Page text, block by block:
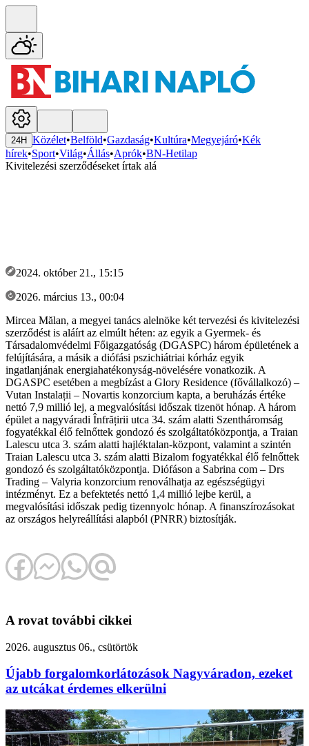
24H Közélet•Belföld•Gazdaság•Kultúra•Megyejáró•Kék
hírek•Sport•Világ•Állás•Aprók•BN-Hetilap
Kivitelezési szerződéseket írtak alá
2024. október 21., 15:15
2026. március 13., 00:04
Mircea Mălan, a megyei tanács alelnöke két tervezési és kivitelezési
szerződést is aláírt az elmúlt héten: az egyik a Gyermek- és
Társadalomvédelmi Főigazgatóság (DGASPC) három épületének a
felújítására, a másik a diófási pszichiátriai kórház egyik
ingatlanjának energiahatékonyság-növelésére vonatkozik. A
DGASPC esetében a megbízást a Glory Residence (fővállalkozó) –
Vutan Instalații – Novartis konzorcium kapta, a beruházás értéke
nettó 7,9 millió lej, a megvalósítási időszak tizenöt hónap. A három
épület a nagyváradi Înfrățirii utca 34. szám alatti Szentháromság
fogyatékkal élő felnőttek gondozó és szolgáltatóközpontja, a Traian
Lalescu utca 3. szám alatti hajléktalan-központ, valamint a szintén
Traian Lalescu utca 3. szám alatti Bizalom fogyatékkal élő felnőttek
gondozó és szolgáltatóközpontja. Diófáson a Sabrina com – Drs
Trading – Valyria konzorcium renoválhatja az egészségügyi
intézményt. Ez a befektetés nettó 1,4 millió lejbe kerül, a
megvalósítási időszak pedig tizennyolc hónap. A finanszírozásokat
az országos helyreállítási alapból (PNRR) biztosítják.
A rovat további cikkei
2026. augusztus 06., csütörtök
Újabb forgalomkorlátozások Nagyváradon, ezeket
az utcákat érdemes elkerülni